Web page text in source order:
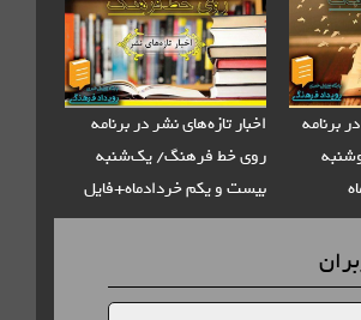
اخبار تازه‌های نشر در برنامه
روی خط فرهنگ/ یک‌شنبه
بیست و یکم خردادماه+فایل
صوتی